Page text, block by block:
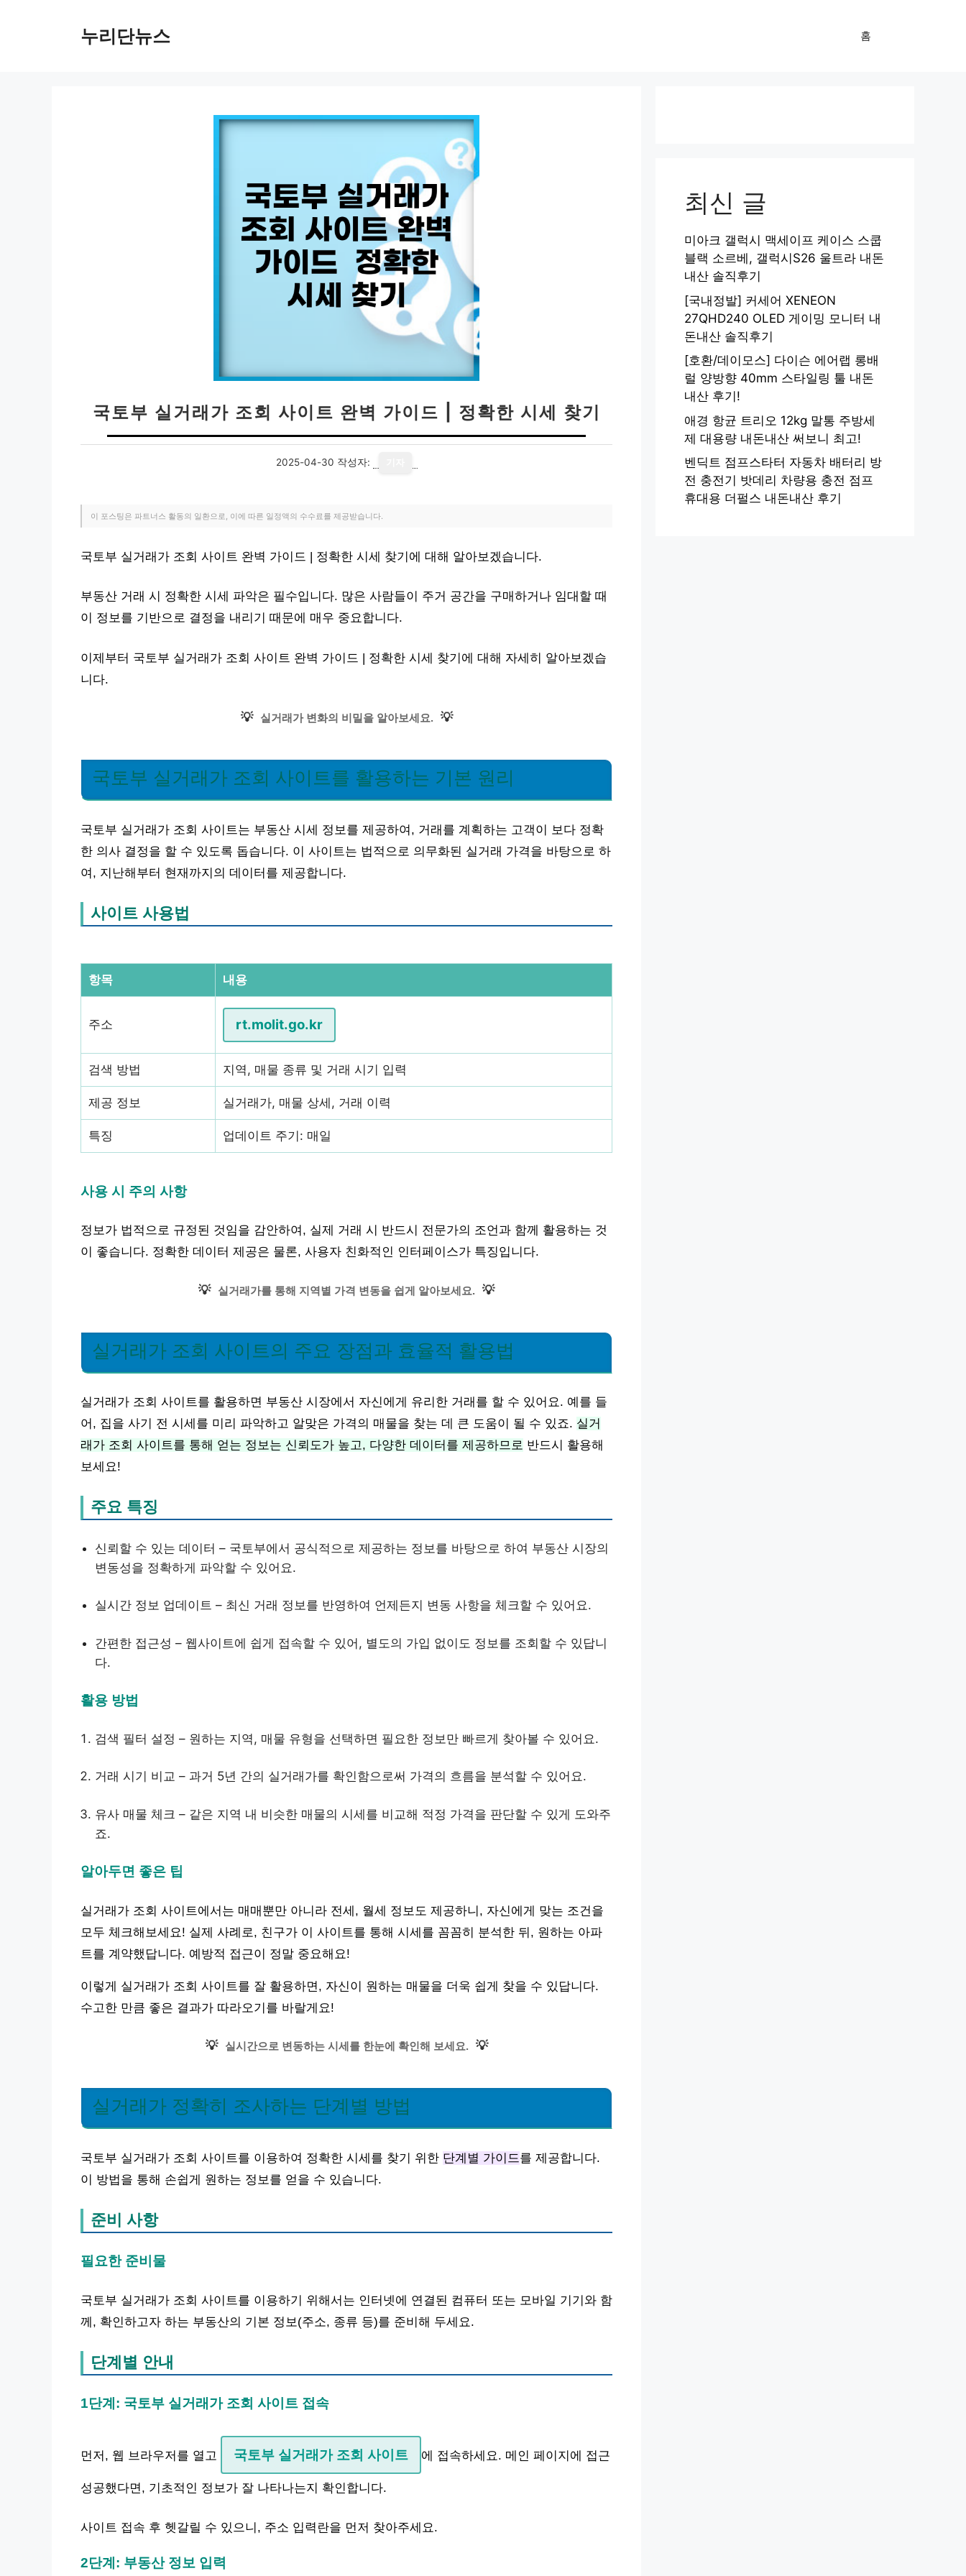
누리단뉴스 홈
국토부 실거래가 조회 사이트 완벽 가이드 | 정확한 시세 찾기
2025-04-30 작성자:
이 포스팅은 파트너스 활동의 일환으로, 이에 따른 일정액의 수수료를 제공받습니다.
국토부 실거래가 조회 사이트 완벽 가이드 | 정확한 시세 찾기에 대해 알아보겠습니다.
부동산 거래 시 정확한 시세 파악은 필수입니다. 많은 사람들이 주거 공간을 구매하거나 임대할 때
이 정보를 기반으로 결정을 내리기 때문에 매우 중요합니다.
이제부터 국토부 실거래가 조회 사이트 완벽 가이드 | 정확한 시세 찾기에 대해 자세히 알아보겠습
니다.
💡 실거래가 변화의 비밀을 알아보세요. 💡
국토부 실거래가 조회 사이트를 활용하는 기본 원리
국토부 실거래가 조회 사이트는 부동산 시세 정보를 제공하여, 거래를 계획하는 고객이 보다 정확
한 의사 결정을 할 수 있도록 돕습니다. 이 사이트는 법적으로 의무화된 실거래 가격을 바탕으로 하
여, 지난해부터 현재까지의 데이터를 제공합니다.
사이트 사용법
항목 내용
주소 rt.molit.go.kr
검색 방법 지역, 매물 종류 및 거래 시기 입력
제공 정보 실거래가, 매물 상세, 거래 이력
특징 업데이트 주기: 매일
사용 시 주의 사항
정보가 법적으로 규정된 것임을 감안하여, 실제 거래 시 반드시 전문가의 조언과 함께 활용하는 것
이 좋습니다. 정확한 데이터 제공은 물론, 사용자 친화적인 인터페이스가 특징입니다.
💡 실거래가를 통해 지역별 가격 변동을 쉽게 알아보세요. 💡
실거래가 조회 사이트의 주요 장점과 효율적 활용법
실거래가 조회 사이트를 활용하면 부동산 시장에서 자신에게 유리한 거래를 할 수 있어요. 예를 들
어, 집을 사기 전 시세를 미리 파악하고 알맞은 가격의 매물을 찾는 데 큰 도움이 될 수 있죠. 실거
래가 조회 사이트를 통해 얻는 정보는 신뢰도가 높고, 다양한 데이터를 제공하므로 반드시 활용해
보세요!
주요 특징
신뢰할 수 있는 데이터 – 국토부에서 공식적으로 제공하는 정보를 바탕으로 하여 부동산 시장의
변동성을 정확하게 파악할 수 있어요.
실시간 정보 업데이트 – 최신 거래 정보를 반영하여 언제든지 변동 사항을 체크할 수 있어요.
간편한 접근성 – 웹사이트에 쉽게 접속할 수 있어, 별도의 가입 없이도 정보를 조회할 수 있답니
다.
활용 방법
검색 필터 설정 – 원하는 지역, 매물 유형을 선택하면 필요한 정보만 빠르게 찾아볼 수 있어요.
거래 시기 비교 – 과거 5년 간의 실거래가를 확인함으로써 가격의 흐름을 분석할 수 있어요.
유사 매물 체크 – 같은 지역 내 비슷한 매물의 시세를 비교해 적정 가격을 판단할 수 있게 도와주
죠.
알아두면 좋은 팁
실거래가 조회 사이트에서는 매매뿐만 아니라 전세, 월세 정보도 제공하니, 자신에게 맞는 조건을
모두 체크해보세요! 실제 사례로, 친구가 이 사이트를 통해 시세를 꼼꼼히 분석한 뒤, 원하는 아파
트를 계약했답니다. 예방적 접근이 정말 중요해요!
이렇게 실거래가 조회 사이트를 잘 활용하면, 자신이 원하는 매물을 더욱 쉽게 찾을 수 있답니다.
수고한 만큼 좋은 결과가 따라오기를 바랄게요!
💡 실시간으로 변동하는 시세를 한눈에 확인해 보세요. 💡
실거래가 정확히 조사하는 단계별 방법
국토부 실거래가 조회 사이트를 이용하여 정확한 시세를 찾기 위한 단계별 가이드를 제공합니다.
이 방법을 통해 손쉽게 원하는 정보를 얻을 수 있습니다.
준비 사항
필요한 준비물
국토부 실거래가 조회 사이트를 이용하기 위해서는 인터넷에 연결된 컴퓨터 또는 모바일 기기와 함
께, 확인하고자 하는 부동산의 기본 정보(주소, 종류 등)를 준비해 두세요.
단계별 안내
1단계: 국토부 실거래가 조회 사이트 접속
먼저, 웹 브라우저를 열고 국토부 실거래가 조회 사이트 에 접속하세요. 메인 페이지에 접근
성공했다면, 기초적인 정보가 잘 나타나는지 확인합니다.
사이트 접속 후 헷갈릴 수 있으니, 주소 입력란을 먼저 찾아주세요.
2단계: 부동산 정보 입력
최신 글
미아크 갤럭시 맥세이프 케이스 스쿱
블랙 소르베, 갤럭시S26 울트라 내돈
내산 솔직후기
[국내정발] 커세어 XENEON
27QHD240 OLED 게이밍 모니터 내
돈내산 솔직후기
[호환/데이모스] 다이슨 에어랩 롱배
럴 양방향 40mm 스타일링 툴 내돈
내산 후기!
애경 항균 트리오 12kg 말통 주방세
제 대용량 내돈내산 써보니 최고!
벤딕트 점프스타터 자동차 배터리 방
전 충전기 밧데리 차량용 충전 점프
휴대용 더펄스 내돈내산 후기